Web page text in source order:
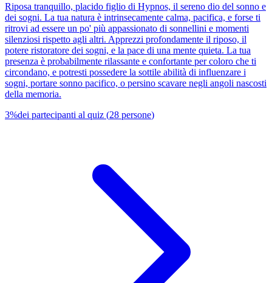
Riposa tranquillo, placido figlio di Hypnos, il sereno dio del sonno e
dei sogni. La tua natura è intrinsecamente calma, pacifica, e forse ti
ritrovi ad essere un po' più appassionato di sonnellini e momenti
silenziosi rispetto agli altri. Apprezzi profondamente il riposo, il
potere ristoratore dei sogni, e la pace di una mente quieta. La tua
presenza è probabilmente rilassante e confortante per coloro che ti
circondano, e potresti possedere la sottile abilità di influenzare i
sogni, portare sonno pacifico, o persino scavare negli angoli nascosti
della memoria.
3%dei partecipanti al quiz (28 persone)